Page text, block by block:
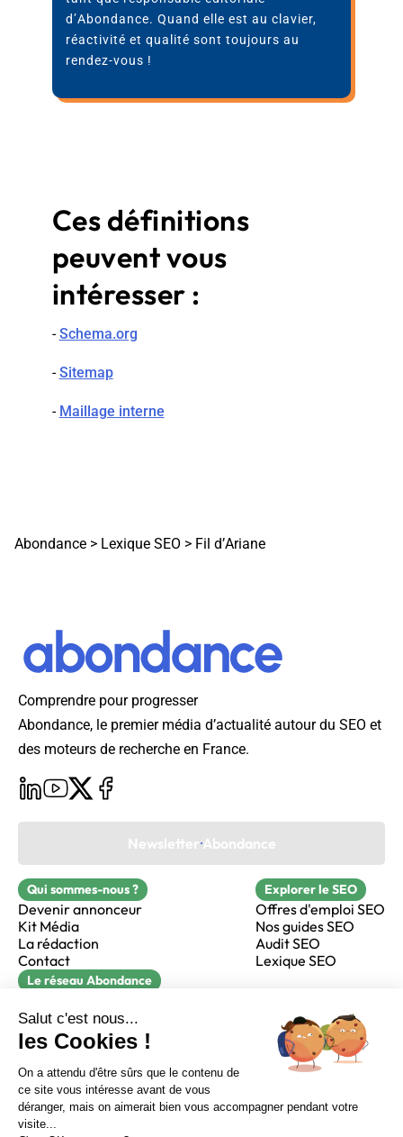
Sur LinkedIn Sur Youtube
Sur X Sur Facebook
d’Abondance. Quand elle est au clavier,
réactivité et qualité sont toujours au
rendez-vous !
Ces définitions
peuvent vous
intéresser :
-Schema.org
-Sitemap
- Maillage interne
Abondance > Lexique SEO > Fil d’Ariane
Comprendre pour progresser
Abondance, le premier média d’actualité autour du SEO et
des moteurs de recherche en France.
Newsletter Abondance
Qui sommes-nous ?
Devenir annonceur
Kit Média
La rédaction
Contact
Explorer le SEO
Offres d'emploi SEO
Nos guides SEO
Audit SEO
Lexique SEO
Le réseau Abondance
Réacteur
alfie formation